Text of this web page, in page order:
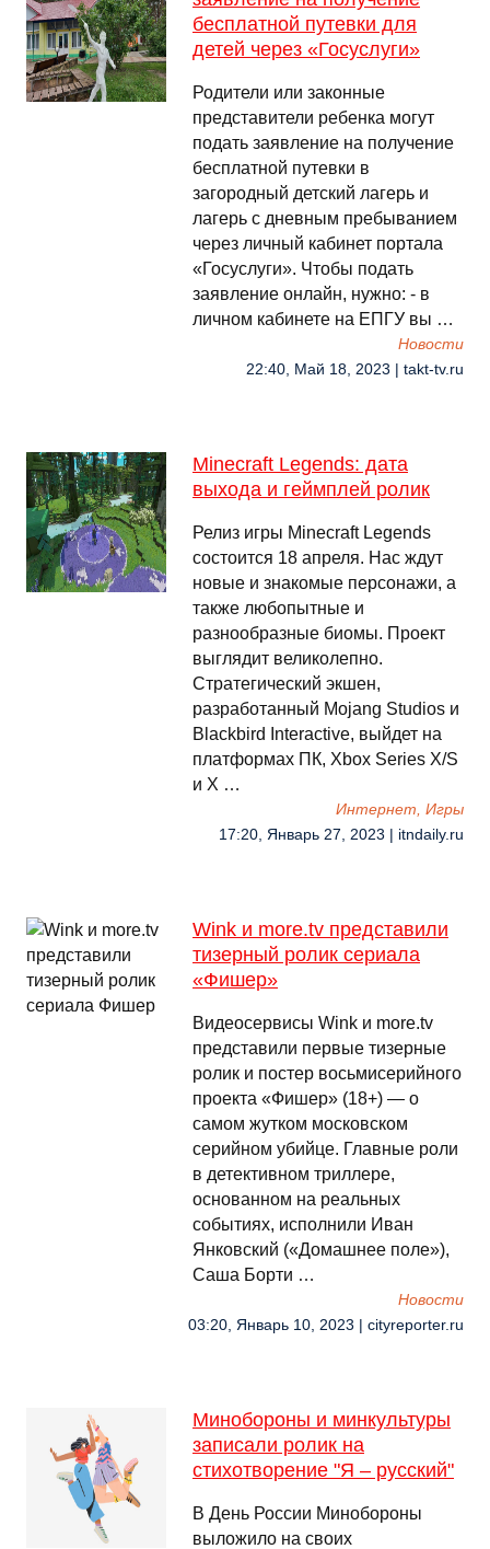
бесплатной путевки для
детей через «Госуслуги»
Родители или законные
представители ребенка могут
подать заявление на получение
бесплатной путевки в
загородный детский лагерь и
лагерь с дневным пребыванием
через личный кабинет портала
«Госуслуги». Чтобы подать
заявление онлайн, нужно: - в
личном кабинете на ЕПГУ вы …
Новости
22:40, Май 18, 2023 | takt-tv.ru
Minecraft Legends: дата
выхода и геймплей ролик
Релиз игры Minecraft Legends
состоится 18 апреля. Нас ждут
новые и знакомые персонажи, а
также любопытные и
разнообразные биомы. Проект
выглядит великолепно.
Стратегический экшен,
разработанный Mojang Studios и
Blackbird Interactive, выйдет на
платформах ПК, Xbox Series X/S
и X …
Интернет, Игры
17:20, Январь 27, 2023 | itndaily.ru
Wink и more.tv представили
тизерный ролик сериала
«‎Фишер»‎
Видеосервисы Wink и more.tv
представили первые тизерные
ролик и постер восьмисерийного
проекта «Фишер» (18+) — о
самом жутком московском
серийном убийце. Главные роли
в детективном триллере,
основанном на реальных
событиях, исполнили Иван
Янковский («‎Домашнее поле»‎),
Саша Борти …
Новости
03:20, Январь 10, 2023 | cityreporter.ru
Минобороны и минкультуры
записали ролик на
стихотворение "Я – русский"
В День России Минобороны
выложило на своих